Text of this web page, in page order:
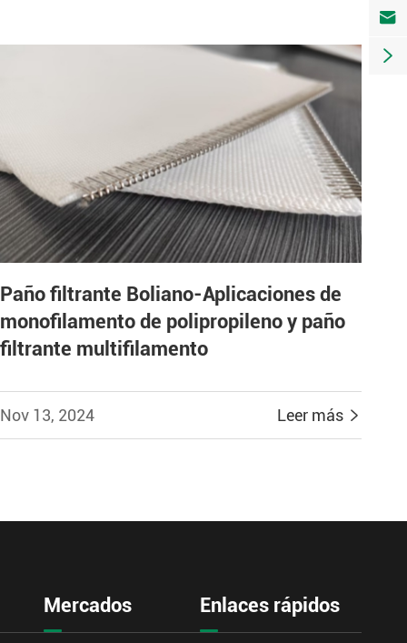
Paño filtrante Boliano-Aplicaciones de
monofilamento de polipropileno y paño
filtrante multifilamento
Nov 13, 2024 Leer más 
Mercados Enlaces rápidos

